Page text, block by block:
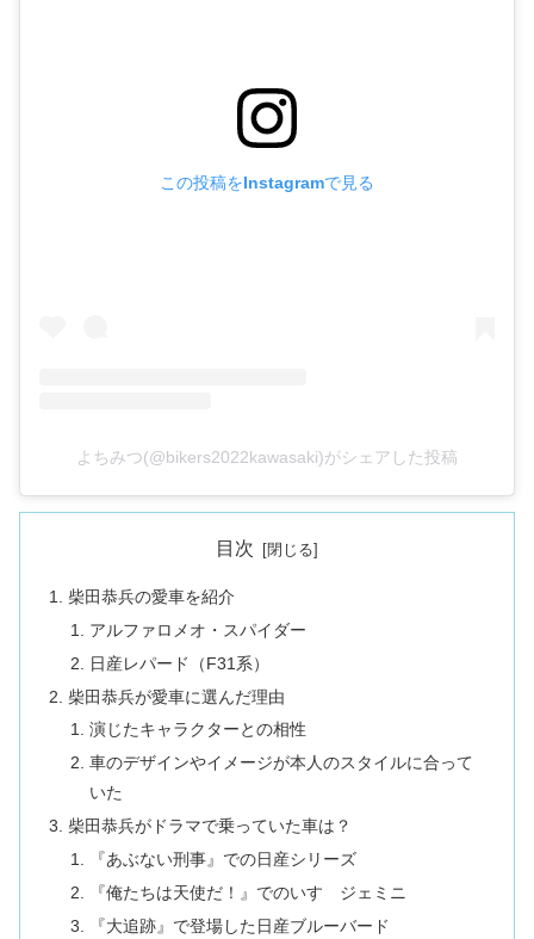
この投稿をInstagramで見る
よちみつ(@bikers2022kawasaki)がシェアした投稿
目次
柴田恭兵の愛車を紹介
アルファロメオ・スパイダー
日産レパード（F31系）
柴田恭兵が愛車に選んだ理由
演じたキャラクターとの相性
車のデザインやイメージが本人のスタイルに合って
いた
柴田恭兵がドラマで乗っていた車は？
『あぶない刑事』での日産シリーズ
『俺たちは天使だ！』でのいすゞジェミニ
『大追跡』で登場した日産ブルーバード